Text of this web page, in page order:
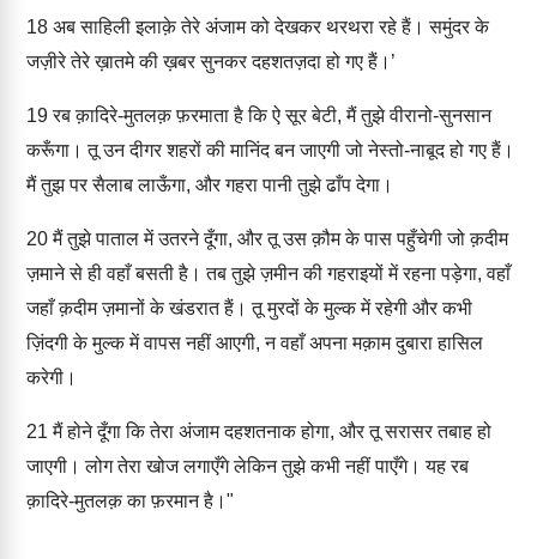
18 अब साहिली इलाक़े तेरे अंजाम को देखकर थरथरा रहे हैं। समुंदर के
जज़ीरे तेरे ख़ातमे की ख़बर सुनकर दहशतज़दा हो गए हैं।’
19रब क़ादिरे-मुतलक़ फ़रमाता है कि ऐ सूर बेटी, मैं तुझे वीरानो-सुनसान
करूँगा। तू उन दीगर शहरों की मानिंद बन जाएगी जो नेस्तो-नाबूद हो गए हैं।
मैं तुझ पर सैलाब लाऊँगा, और गहरा पानी तुझे ढाँप देगा।
20मैं तुझे पाताल में उतरने दूँगा, और तू उस क़ौम के पास पहुँचेगी जो क़दीम
ज़माने से ही वहाँ बसती है। तब तुझे ज़मीन की गहराइयों में रहना पड़ेगा, वहाँ
जहाँ क़दीम ज़मानों के खंडरात हैं। तू मुरदों के मुल्क में रहेगी और कभी
ज़िंदगी के मुल्क में वापस नहीं आएगी, न वहाँ अपना मक़ाम दुबारा हासिल
करेगी।
21 मैं होने दूँगा कि तेरा अंजाम दहशतनाक होगा, और तू सरासर तबाह हो
जाएगी। लोग तेरा खोज लगाएँगे लेकिन तुझे कभी नहीं पाएँगे। यह रब
क़ादिरे-मुतलक़ का फ़रमान है।"